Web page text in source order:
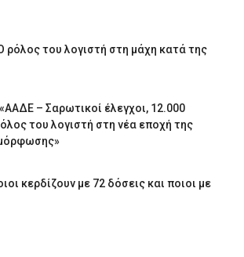
του λογιστή στη μάχη κατά της
– Σαρωτικοί έλεγχοι, 12.000
του λογιστή στη νέα εποχή της
κερδίζουν με 72 δόσεις και ποιοι με